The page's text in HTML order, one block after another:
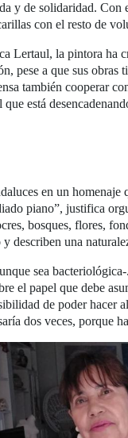
y de solidaridad.
con el resto de
Lertaul, la pintora ha
pese a que sus
también cooperar
está
en un
piano”, justifica
bosques, flores,
describen una
sea
el papel que debe
de poder
dos veces, porque